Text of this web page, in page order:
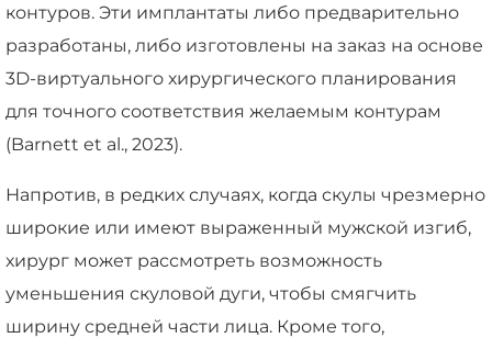
контуров. Эти имплантаты либо предварительно
разработаны, либо изготовлены на заказ на основе
3D-виртуального хирургического планирования
для точного соответствия желаемым контурам
(Barnett et al., 2023).
Напротив, в редких случаях, когда скулы чрезмерно
широкие или имеют выраженный мужской изгиб,
хирург может рассмотреть возможность
уменьшения скуловой дуги, чтобы смягчить
ширину средней части лица. Кроме того,